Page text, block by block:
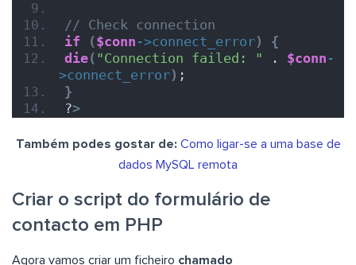
// Check connection
if
($conn ->connect_error)
{
die( "Connection failed: " . $conn -
>connect_error) ;
}
?>
Também podes gostar de: Como ligar-se a uma base de
dados MySQL remota
Criar o script do formulário de
contacto em PHP
Agora vamos criar um ficheiro chamado